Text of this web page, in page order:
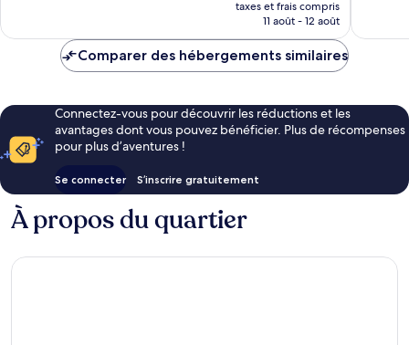
prix
de
taxes et frais compris
11 août - 12 août
Comparer des hébergements similaires
Connectez-vous pour découvrir les réductions et les
avantages dont vous pouvez bénéficier. Plus de récompenses
pour plus d’aventures !
Se connecter S’inscrire gratuitement
À propos du quartier